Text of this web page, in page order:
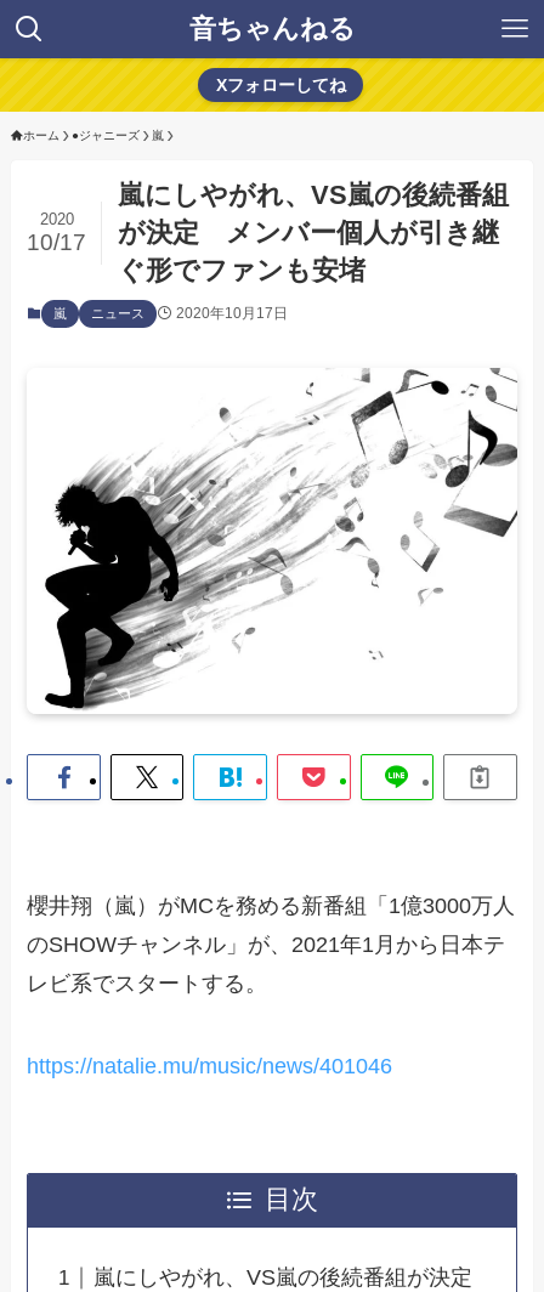
音ちゃんねる
Xフォローしてね
ホーム ●ジャニーズ 嵐
嵐にしやがれ、VS嵐の後続番組
が決定 メンバー個人が引き継
ぐ形でファンも安堵
2020
10/17
嵐 ニュース 2020年10月17日
櫻井翔（嵐）がMCを務める新番組「1億3000万人
のSHOWチャンネル」が、2021年1月から日本テ
レビ系でスタートする。
https://natalie.mu/music/news/401046
目次
嵐にしやがれ、VS嵐の後続番組が決定